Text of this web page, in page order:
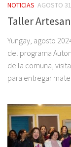
NOTICIAS AGOSTO
Taller
Yungay, agosto
del programa
de la comuna,
para entregar